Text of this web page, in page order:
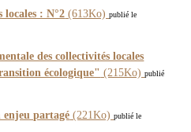
: N°2 (613Ko)publié le
des collectivités locales
écologique" (215Ko)publié
partagé (221Ko)publié le